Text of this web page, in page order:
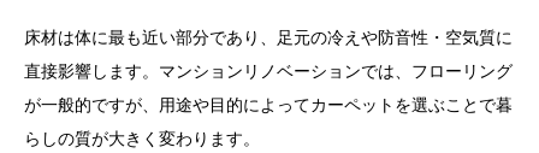
床材は体に最も近い部分であり、足元の冷えや防音性・空気質に
直接影響します。マンションリノベーションでは、フローリング
が一般的ですが、用途や目的によってカーペットを選ぶことで暮
らしの質が大きく変わります。